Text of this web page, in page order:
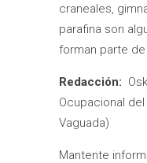
craneales,
parafina son
forman parte
Redacción:
Ocupacional
Vaguada)
Mantente